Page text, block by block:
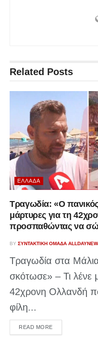
Related Posts
ΕΛΛΆΔΑ
Τραγωδία: «Ο
μάρτυρες για τη
προσπαθώντας να
BY ΣΥΝΤΑΚΤΙΚΉ ΟΜΆΔΑ
Τραγωδία στα
σκότωσε» – Τι λένε
42χρονη Ολλανδή
φίλη...
READ MOREDETAILS